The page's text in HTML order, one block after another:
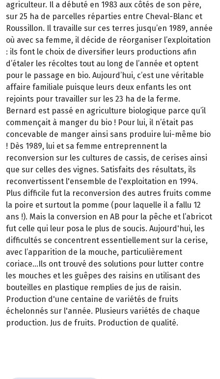
agriculteur. Il a débuté en 1983 aux côtés de son père,
sur 25 ha de parcelles réparties entre Cheval-Blanc et
Roussillon. Il travaille sur ces terres jusqu’en 1989, année
où avec sa femme, il décide de réorganiser l’exploitation
: ils font le choix de diversifier leurs productions afin
d’étaler les récoltes tout au long de l’année et optent
pour le passage en bio. Aujourd’hui, c’est une véritable
affaire familiale puisque leurs deux enfants les ont
rejoints pour travailler sur les 23 ha de la ferme.
Bernard est passé en agriculture biologique parce qu’il
commençait à manger du bio ! Pour lui, il n’était pas
concevable de manger ainsi sans produire lui-même bio
! Dès 1989, lui et sa femme entreprennent la
reconversion sur les cultures de cassis, de cerises ainsi
que sur celles des vignes. Satisfaits des résultats, ils
reconvertissent l'ensemble de l'exploitation en 1994.
Plus difficile fut la reconversion des autres fruits comme
la poire et surtout la pomme (pour laquelle il a fallu 12
ans !). Mais la conversion en AB pour la pêche et l’abricot
fut celle qui leur posa le plus de soucis. Aujourd'hui, les
difficultés se concentrent essentiellement sur la cerise,
avec l’apparition de la mouche, particulièrement
coriace…Ils ont trouvé des solutions pour lutter contre
les mouches et les guêpes des raisins en utilisant des
bouteilles en plastique remplies de jus de raisin.
Production d'une centaine de variétés de fruits
échelonnés sur l'année. Plusieurs variétés de chaque
production. Jus de fruits. Production de qualité.